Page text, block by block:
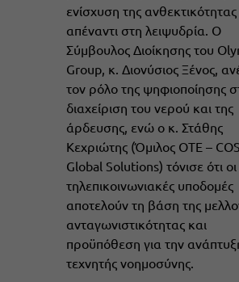
ενίσχυση της ανθεκτικότητας
απέναντι στη λειψυδρία. Ο
Σύμβουλος Διοίκησης του
Group, κ. Διονύσιος Ξένος,
τον ρόλο της ψηφιοποίησης
διαχείριση του νερού και της
άρδευσης, ενώ ο κ. Στάθης
Κεχριώτης (Όμιλος ΟΤΕ –
Global Solutions) τόνισε ότι οι
τηλεπικοινωνιακές υποδομές
αποτελούν τη βάση της
ανταγωνιστικότητας και
προϋπόθεση για την
τεχνητής νοημοσύνης.